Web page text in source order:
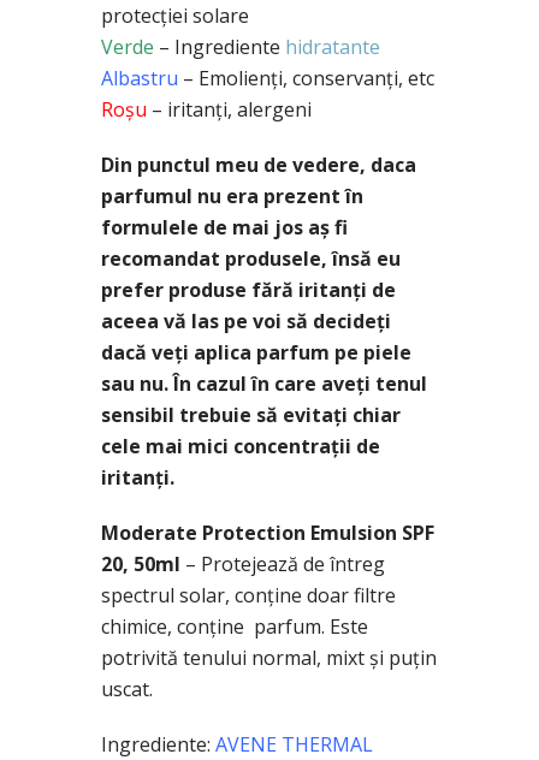
protecției solare
Verde – Ingrediente hidratante
Albastru – Emolienți, conservanți, etc
Roșu – iritanți, alergeni
Din punctul meu de vedere, daca
parfumul nu era prezent în
formulele de mai jos aș fi
recomandat produsele, însă eu
prefer produse fără iritanți de
aceea vă las pe voi să decideți
dacă veți aplica parfum pe piele
sau nu. În cazul în care aveți tenul
sensibil trebuie să evitați chiar
cele mai mici concentrații de
iritanți.
Moderate Protection Emulsion SPF
20, 50ml – Protejează de întreg
spectrul solar, conține doar filtre
chimice, conține parfum. Este
potrivită tenului normal, mixt și puțin
uscat.
Ingrediente: AVENE THERMAL